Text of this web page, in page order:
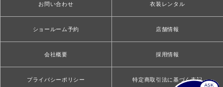
お問い合わせ 衣装レンタル
ショールーム予約 店舗情報
会社概要 採用情報
プライバシーポリシー 特定商取引法に基づく表記